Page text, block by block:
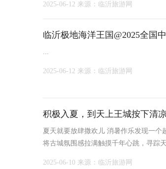
2025-06-12 来源：临沂旅游网
临沂极地海洋王国@2025全国
...
2025-06-12 来源：临沂旅游网
积极入夏，到天上王城按下清
夏天就要放肆撒欢儿 消暑作乐发现一
将古城氛围感拉满触摸千年心跳，寻踪
2025-06-10 来源：临沂旅游网